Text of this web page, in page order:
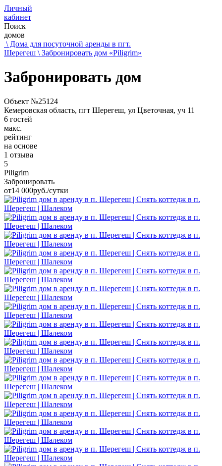
Личный
кабинет
Поиск
домов
\ Дома для посуточной аренды в пгт.
Шерегеш \ Забронировать дом «Piligrim»
Забронировать дом
Объект №25124
Кемеровская область, пгт Шерегеш, ул Цветочная, уч 11
6 гостей
макс.
рейтинг
на основе
1 отзыва
5
Piligrim
Забронировать
от14 000руб./сутки